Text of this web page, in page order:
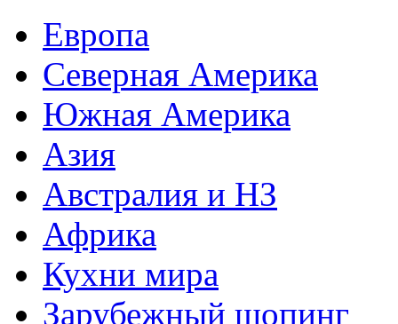
Европа
Северная Америка
Южная Америка
Азия
Австралия и НЗ
Африка
Кухни мира
Зарубежный шопинг